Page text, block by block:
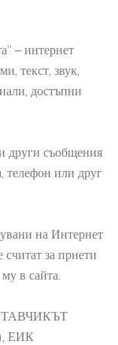
– интернет
текст, звук,
достъпни
други съобщения
телефон или друг
на Интернет
за приети
в сайта.
ЕИК